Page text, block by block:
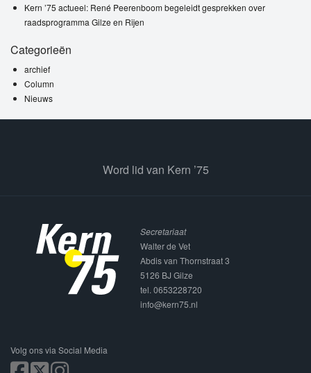
Kern ’75 actueel: René Peerenboom begeleidt gesprekken over
raadsprogramma Gilze en Rijen
Categorieën
archief
Column
Nieuws
Word lid van Kern ’75
Secretariaat
Walter de Vet
Abdis van Thornstraat 3
5126 BJ Gilze
tel. 0653228720
info@kern75.nl
Volg ons via Social Media